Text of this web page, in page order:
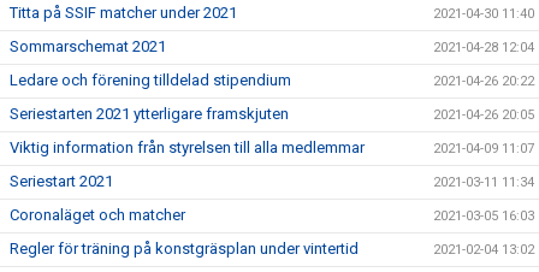
Titta på SSIF matcher under 2021 2021-04-30 11:40
Sommarschemat 2021 2021-04-28 12:04
Ledare och förening tilldelad stipendium 2021-04-26 20:22
Seriestarten 2021 ytterligare framskjuten 2021-04-26 20:05
Viktig information från styrelsen till alla medlemmar 2021-04-09 11:07
Seriestart 2021 2021-03-11 11:34
Coronaläget och matcher 2021-03-05 16:03
Regler för träning på konstgräsplan under vintertid 2021-02-04 13:02